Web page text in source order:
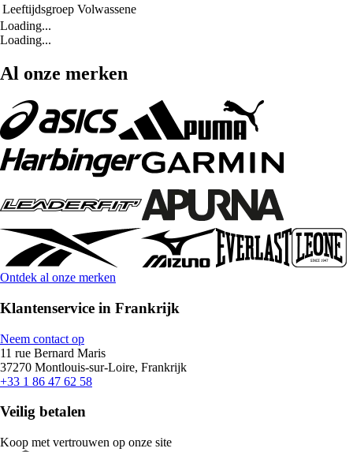
Leeftijdsgroep Volwassene
Loading...
Loading...
Al onze merken
Ontdek al onze merken
Klantenservice in Frankrijk
Neem contact op
11 rue Bernard Maris
37270 Montlouis-sur-Loire, Frankrijk
+33 1 86 47 62 58
Veilig betalen
Koop met vertrouwen op onze site